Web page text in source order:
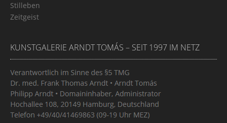
Stilleben
Zeitgeist
KUNSTGALERIE ARNDT TOMÁS – SEIT 1997 IM NETZ